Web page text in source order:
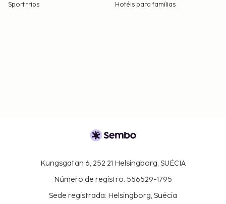
Sport trips Hotéis para famílias
Kungsgatan 6, 252 21 Helsingborg, SUÉCIA
Número de registro: 556529-1795
Sede registrada: Helsingborg, Suécia